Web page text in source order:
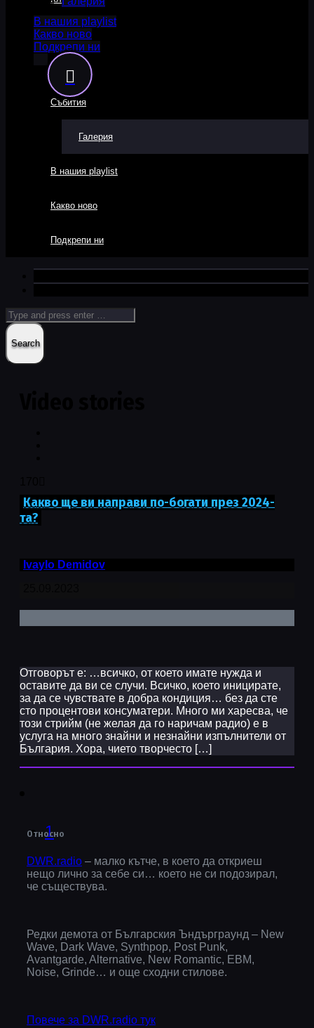
В нашия playlist
Какво ново
Подкрепи ни
Нашкаст
Видео
Събития
Галерия
В нашия playlist
Какво ново
Подкрепи ни
Какво ще ви направи по-богати през 2024-
та?
Ivaylo Demidov
Отговорът е: …всичко, от което имате нужда и
оставите да ви се случи. Всичко, което иницирате,
за да се чувствате в добра кондиция… без да сте
сто процентови консуматери. Много ми харесва, че
този стрийм (не желая да го наричам радио) е в
услуга на много знайни и незнайни изпълнители от
България. Хора, чието творчесто […]
1
Относно
DWR.radio – малко кътче, в което да откриеш
нещо лично за себе си… което не си подозирал,
че съществува.
Редки демота от Българския Ъндърграунд – New
Wave, Dark Wave, Synthpop, Post Punk,
Avantgarde, Alternative, New Romantic, EBM,
Noise, Grinde… и още сходни стилове.
Повече за DWR.radio тук